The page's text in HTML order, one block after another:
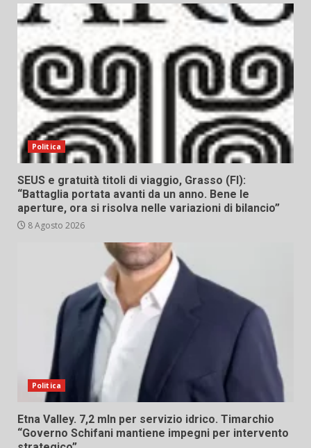
Politica
SEUS e gratuità titoli di viaggio, Grasso (FI):
“Battaglia portata avanti da un anno. Bene le
aperture, ora si risolva nelle variazioni di bilancio”
8 Agosto 2026
Politica
Etna Valley. 7,2 mln per servizio idrico. Timarchio
“Governo Schifani mantiene impegni per intervento